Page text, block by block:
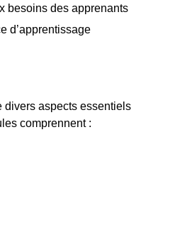
besoins des apprenants
d’apprentissage
divers aspects essentiels
comprennent :